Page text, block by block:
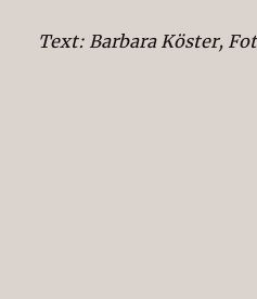
Text: Barbara Köster,